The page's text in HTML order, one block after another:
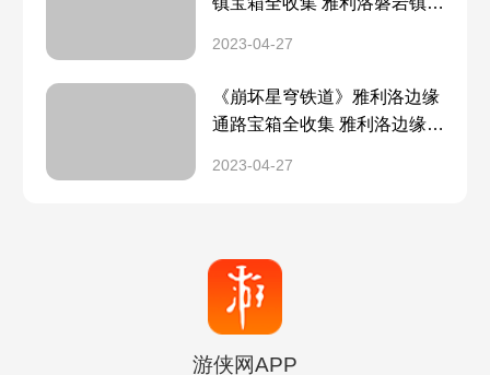
2023-04-27
《崩坏星穹铁道》雅利洛边缘
通路宝箱全收集 雅利洛边缘通
2023-04-27
游侠网APP